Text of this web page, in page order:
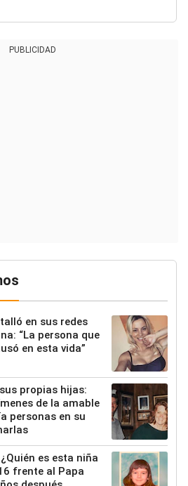
PUBLICIDAD
en sus redes
“La persona que
en esta vida”
propias hijas:
de la amable
personas en su
es esta niña
frente al Papa